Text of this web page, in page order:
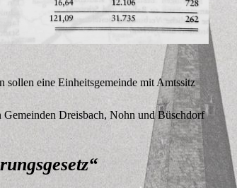
eine Einheitsgemeinde mit Amtssitz
Dreisbach, Nohn und Büschdorf